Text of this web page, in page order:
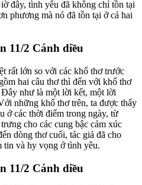
đây, tình yêu đã không chỉ tồn tại
phương mà nó đã tồn tại ở cả hai
11/2 Cánh diều
rất lớn so với các khổ thơ trước
hai câu thơ thì đến với khổ thơ
như là một lời kết, một lời
những khổ thơ trên, ta được thấy
ở các thời điểm trong ngày, từ
cho các cung bậc cảm xúc
dòng thơ cuối, tác giả đã cho
tin và hy vọng ở tình yêu.
11/2 Cánh diều